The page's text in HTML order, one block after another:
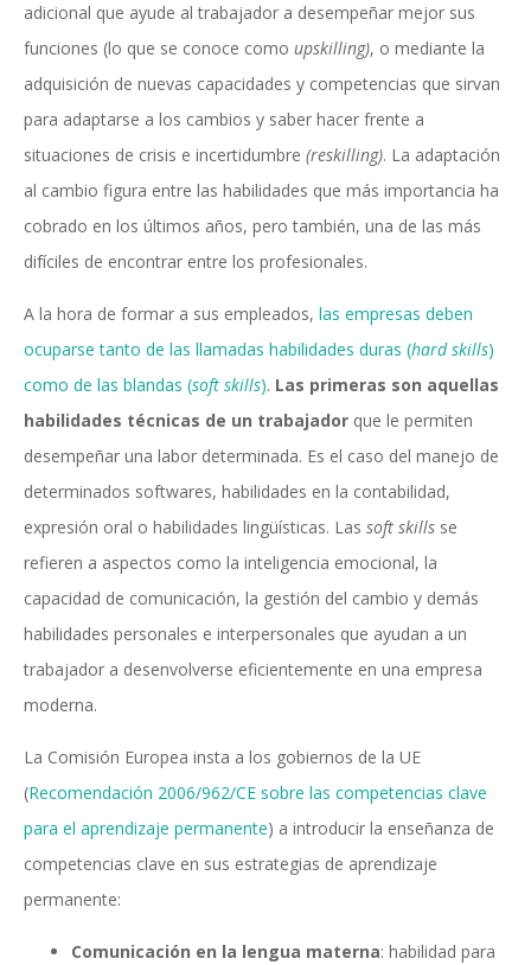
adicional que ayude al trabajador a desempeñar mejor sus
funciones (lo que se conoce como upskilling), o mediante la
adquisición de nuevas capacidades y competencias que sirvan
para adaptarse a los cambios y saber hacer frente a
situaciones de crisis e incertidumbre (reskilling). La adaptación
al cambio figura entre las habilidades que más importancia ha
cobrado en los últimos años, pero también, una de las más
difíciles de encontrar entre los profesionales.
A la hora de formar a sus empleados, las empresas deben
ocuparse tanto de las llamadas habilidades duras (hard skills)
como de las blandas (soft skills). Las primeras son aquellas
habilidades técnicas de un trabajador que le permiten
desempeñar una labor determinada. Es el caso del manejo de
determinados softwares, habilidades en la contabilidad,
expresión oral o habilidades lingüísticas. Las soft skills se
refieren a aspectos como la inteligencia emocional, la
capacidad de comunicación, la gestión del cambio y demás
habilidades personales e interpersonales que ayudan a un
trabajador a desenvolverse eficientemente en una empresa
moderna.
La Comisión Europea insta a los gobiernos de la UE
(Recomendación 2006/962/CE sobre las competencias clave
para el aprendizaje permanente) a introducir la enseñanza de
competencias clave en sus estrategias de aprendizaje
permanente:
Comunicación en la lengua materna: habilidad para